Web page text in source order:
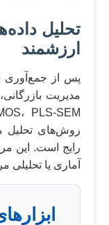
تحلیل
ارزشمند
پس از جمع‌آوری
مدیریت
روش‌های تحلیل
رایج است. این
آماری یا